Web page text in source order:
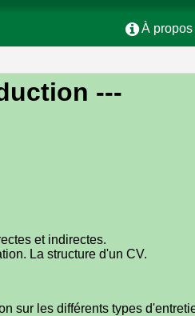
À propos
---
et indirectes.
La structure d'un CV.
sur les différents types